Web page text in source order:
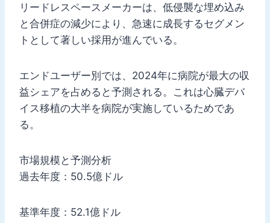
リードレスペースメーカーは、低侵襲な埋め込み
と合併症の減少により、急速に成長するセグメン
トとして著しい採用が進んでいる。
エンドユーザー別では、2024年に病院が最大の収
益シェアを占めると予測される。これは心臓デバ
イス移植の大半を病院が実施しているためであ
る。
市場規模と予測分析
過去年度：50.5億ドル
基準年度：52.1億ドル